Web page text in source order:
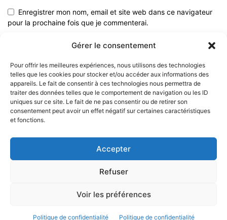
Gérer le consentement
Pour offrir les meilleures expériences, nous utilisons des technologies
telles que les cookies pour stocker et/ou accéder aux informations des
appareils. Le fait de consentir à ces technologies nous permettra de
traiter des données telles que le comportement de navigation ou les ID
uniques sur ce site. Le fait de ne pas consentir ou de retirer son
consentement peut avoir un effet négatif sur certaines caractéristiques
et fonctions.
Accepter
Refuser
Voir les préférences
Politique de confidentialité Politique de confidentialité
Enregistrer mon nom, email et site web dans ce navigateur
pour la prochaine fois que je commenterai.
À PROPOS
SUIVEZ NOUS
© 2023 - Marine & Océans